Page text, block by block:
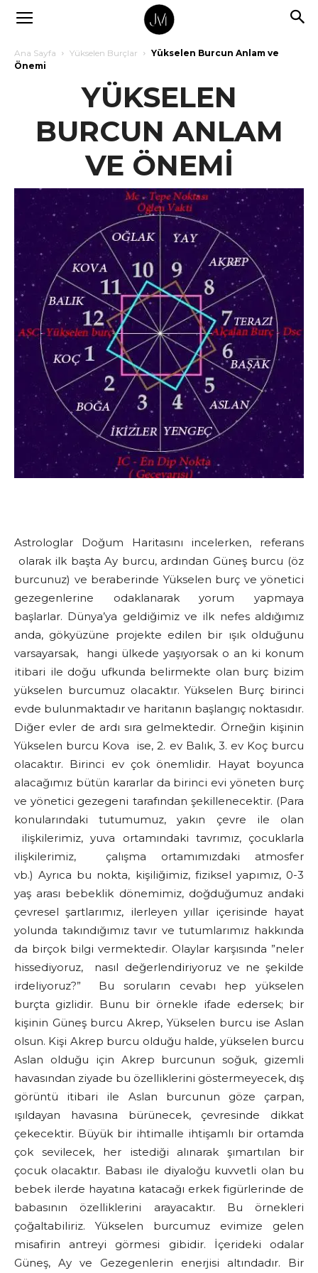
Ana Sayfa Yükselen Burçlar
Yükselen Burcun Anlam ve
Önemi
YÜKSELEN
BURCUN ANLAM
VE ÖNEMİ
Astrologlar Doğum Haritasını incelerken, referans
olarak ilk başta Ay burcu, ardından Güneş burcu (öz
burcunuz) ve beraberinde Yükselen burç ve yönetici
gezegenlerine odaklanarak yorum yapmaya
başlarlar. Dünya’ya geldiğimiz ve ilk nefes aldığımız
anda, gökyüzüne projekte edilen bir ışık olduğunu
varsayarsak, hangi ülkede yaşıyorsak o an ki konum
itibari ile doğu ufkunda belirmekte olan burç bizim
yükselen burcumuz olacaktır. Yükselen Burç birinci
evde bulunmaktadır ve haritanın başlangıç noktasıdır.
Diğer evler de ardı sıra gelmektedir. Örneğin kişinin
Yükselen burcu Kova ise, 2. ev Balık, 3. ev Koç burcu
olacaktır. Birinci ev çok önemlidir. Hayat boyunca
alacağımız bütün kararlar da birinci evi yöneten burç
ve yönetici gezegeni tarafından şekillenecektir. (Para
konularındaki tutumumuz, yakın çevre ile olan
ilişkilerimiz, yuva ortamındaki tavrımız, çocuklarla
ilişkilerimiz, çalışma ortamımızdaki atmosfer
vb.) Ayrıca bu nokta, kişiliğimiz, fiziksel yapımız, 0-3
yaş arası bebeklik dönemimiz, doğduğumuz andaki
çevresel şartlarımız, ilerleyen yıllar içerisinde hayat
yolunda takındığımız tavır ve tutumlarımız hakkında
da birçok bilgi vermektedir. Olaylar karşısında ”neler
hissediyoruz, nasıl değerlendiriyoruz ve ne şekilde
irdeliyoruz?” Bu soruların cevabı hep yükselen
burçta gizlidir. Bunu bir örnekle ifade edersek; bir
kişinin Güneş burcu Akrep, Yükselen burcu ise Aslan
olsun. Kişi Akrep burcu olduğu halde, yükselen burcu
Aslan olduğu için Akrep burcunun soğuk, gizemli
havasından ziyade bu özelliklerini göstermeyecek, dış
görüntü itibari ile Aslan burcunun göze çarpan,
ışıldayan havasına bürünecek, çevresinde dikkat
çekecektir. Büyük bir ihtimalle ihtişamlı bir ortamda
çok sevilecek, her istediği alınarak şımartılan bir
çocuk olacaktır. Babası ile diyaloğu kuvvetli olan bu
bebek ilerde hayatına katacağı erkek figürlerinde de
babasının özelliklerini arayacaktır. Bu örnekleri
çoğaltabiliriz. Yükselen burcumuz evimize gelen
misafirin antreyi görmesi gibidir. İçerideki odalar
Güneş, Ay ve Gezegenlerin enerjisi altındadır. Bir